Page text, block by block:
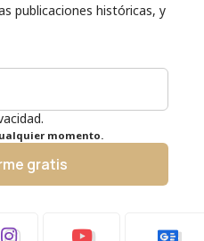
publicaciones históricas, y
momento.
gratis